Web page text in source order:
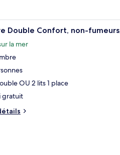
de chevet, une table de chevet
:
Une chambre
Double Confort, non-
la mer
OU 2 lits 1 place
gratuit